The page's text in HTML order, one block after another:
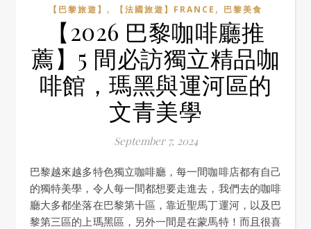
【巴黎旅遊】 , 【法國旅遊】FRANCE , 巴黎美食
【2026 巴黎咖啡廳推
薦】5 間必訪獨立精品咖
啡館，瑪黑與運河區的
文青美學
September 7, 2024
巴黎越來越多特色獨立咖啡廳，每一間咖啡店都有自己
的獨特美學，令人每一間都想要走進去，我們去的咖啡
廳大多都坐落在巴黎第十區，靠近聖馬丁運河，以及巴
黎第三區的上瑪黑區，另外一間是在蒙馬特！而且很喜